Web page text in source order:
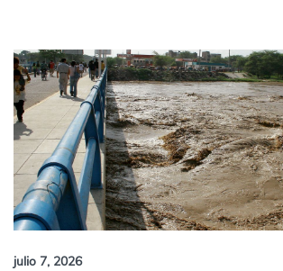
julio 7, 2026